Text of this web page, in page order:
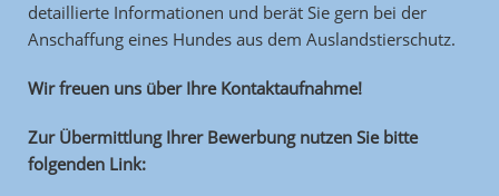
detaillierte Informationen und berät Sie gern bei der
Anschaffung eines Hundes aus dem Auslandstierschutz.
Wir freuen uns über Ihre Kontaktaufnahme!
Zur Übermittlung Ihrer Bewerbung nutzen Sie bitte
folgenden Link: